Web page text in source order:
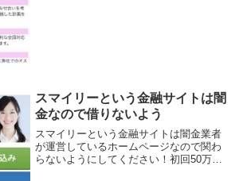
スマイリーという金融サイトは闇
金なので借りないよう
スマイリーという金融サイトは闇金業者
が運営しているホームページなので関わ
らないようにしてください！初回50万円